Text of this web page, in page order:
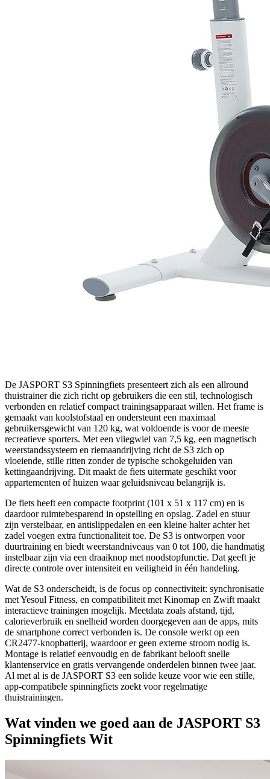
De JASPORT S3 Spinningfiets presenteert zich als een allround
thuistrainer die zich richt op gebruikers die een stil, technologisch
verbonden en relatief compact trainingsapparaat willen. Het frame is
gemaakt van koolstofstaal en ondersteunt een maximaal
gebruikersgewicht van 120 kg, wat voldoende is voor de meeste
recreatieve sporters. Met een vliegwiel van 7,5 kg, een magnetisch
weerstandssysteem en riemaandrijving richt de S3 zich op
vloeiende, stille ritten zonder de typische schokgeluiden van
kettingaandrijving. Dit maakt de fiets uitermate geschikt voor
appartementen of huizen waar geluidsniveau belangrijk is.
De fiets heeft een compacte footprint (101 x 51 x 117 cm) en is
daardoor ruimtebesparend in opstelling en opslag. Zadel en stuur
zijn verstelbaar, en antislippedalen en een kleine halter achter het
zadel voegen extra functionaliteit toe. De S3 is ontworpen voor
duurtraining en biedt weerstandniveaus van 0 tot 100, die handmatig
instelbaar zijn via een draaiknop met noodstopfunctie. Dat geeft je
directe controle over intensiteit en veiligheid in één handeling.
Wat de S3 onderscheidt, is de focus op connectiviteit: synchronisatie
met Yesoul Fitness, en compatibiliteit met Kinomap en Zwift maakt
interactieve trainingen mogelijk. Meetdata zoals afstand, tijd,
calorieverbruik en snelheid worden doorgegeven aan de apps, mits
de smartphone correct verbonden is. De console werkt op een
CR2477-knopbatterij, waardoor er geen externe stroom nodig is.
Montage is relatief eenvoudig en de fabrikant belooft snelle
klantenservice en gratis vervangende onderdelen binnen twee jaar.
Al met al is de JASPORT S3 een solide keuze voor wie een stille,
app-compatibele spinningfiets zoekt voor regelmatige
thuistrainingen.
Wat vinden we goed aan de JASPORT S3
Spinningfiets Wit